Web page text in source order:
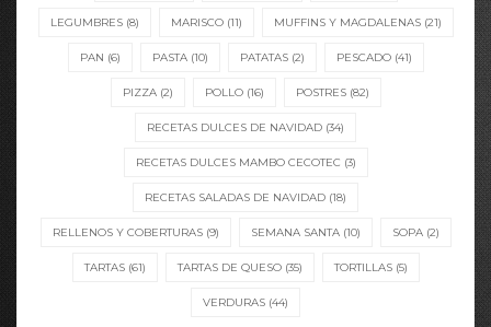
LEGUMBRES(8) MARISCO(11) MUFFINS Y MAGDALENAS(21)
PAN (6) PASTA(10) PATATAS(2) PESCADO(41)
PIZZA(2) POLLO(16) POSTRES(82)
RECETAS DULCES DE NAVIDAD (34)
RECETAS DULCES MAMBO CECOTEC (3)
RECETAS SALADAS DE NAVIDAD (18)
RELLENOS Y COBERTURAS(9) SEMANA SANTA(10) SOPA(2)
TARTAS(61) TARTAS DE QUESO(35) TORTILLAS(5)
VERDURAS (44)